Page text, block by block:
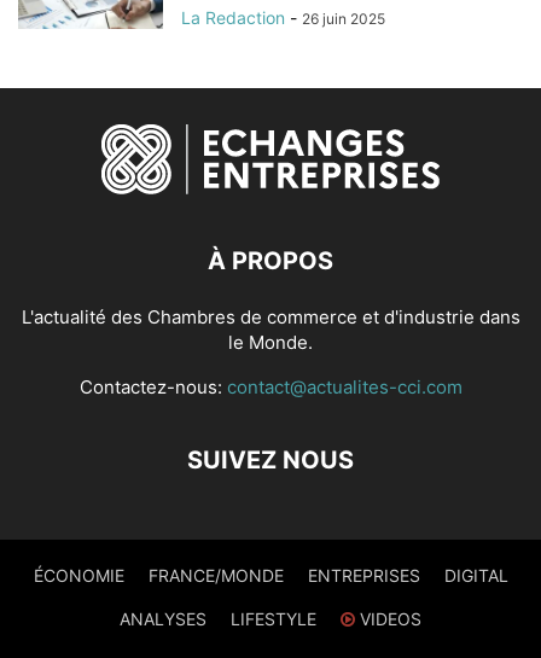
La Redaction - 26 juin 2025
À PROPOS
L'actualité des Chambres de commerce et d'industrie dans
le Monde.
Contactez-nous: contact@actualites-cci.com
SUIVEZ NOUS
ÉCONOMIE FRANCE/MONDE ENTREPRISES DIGITAL
ANALYSES LIFESTYLE VIDEOS